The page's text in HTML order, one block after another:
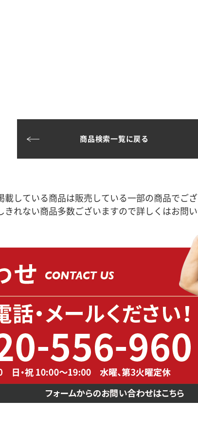
商品検索一覧に戻る
載している商品は販売している一部の商品でござ
きれない商品多数ございますので詳しくはお問い